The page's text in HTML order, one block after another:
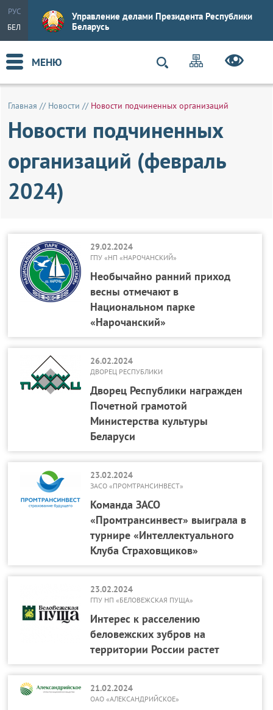
РУС
БЕЛ
Управление делами Президента Республики
Беларусь
МЕНЮ
Главная // Новости // Новости подчиненных организаций
Новости подчиненных
организаций (февраль
2024)
29.02.2024
ГПУ «НП «НАРОЧАНСКИЙ»
Необычайно ранний приход
весны отмечают в
Национальном парке
«Нарочанский»
26.02.2024
ДВОРЕЦ РЕСПУБЛИКИ
Дворец Республики награжден
Почетной грамотой
Министерства культуры
Беларуси
23.02.2024
ЗАСО «ПРОМТРАНСИНВЕСТ»
Команда ЗАСО
«Промтрансинвест» выиграла в
турнире «Интеллектуального
Клуба Страховщиков»
23.02.2024
ГПУ НП «БЕЛОВЕЖСКАЯ ПУЩА»
Интерес к расселению
беловежских зубров на
территории России растет
21.02.2024
ОАО «АЛЕКСАНДРИЙСКОЕ»